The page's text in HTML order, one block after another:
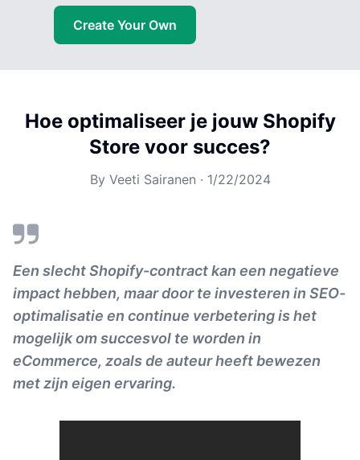
Create Your Own
Hoe optimaliseer je jouw Shopify
Store voor succes?
By Veeti Sairanen · 1/22/2024
Een slecht Shopify-contract kan een negatieve
impact hebben, maar door te investeren in SEO-
optimalisatie en continue verbetering is het
mogelijk om succesvol te worden in
eCommerce, zoals de auteur heeft bewezen
met zijn eigen ervaring.